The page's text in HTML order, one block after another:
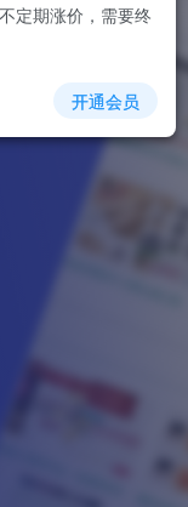
定期涨价，需要终
开通会员